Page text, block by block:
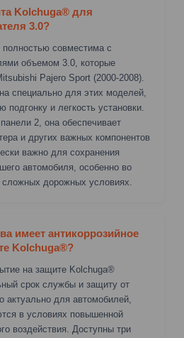
Kolchuga® для
3.0?
совместима с
объемом 3.0, которые
Pajero Sport (2000-2008).
специально для этих моделей,
подгонку и легкость установки.
2, она обеспечивает
и других важных компонентов
важно для сохранения
автомобиля, особенно во
сложных дорожных условиях.
имеет антикоррозийное
Kolchuga®?
на защите Kolchuga®
срок службы и защиту от
актуально для автомобилей,
в условиях повышенной
воздействия. Доступны три